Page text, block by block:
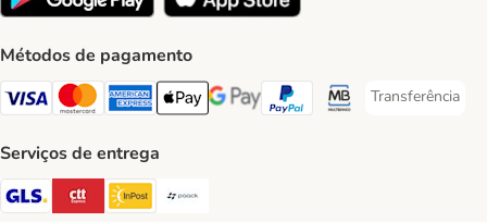
Métodos de pagamento
Visa Payment Method
Mastercard Payment Method
American Express Payment Method
Apple Pay Payment Method
Google Pay Payment Method
PayPal Payment Method
Multibanco Payment
Transferência
Transferência
Serviços de entrega
GLS Shipping Method
CTTExpress Shipping Method
InPost Shipping Method